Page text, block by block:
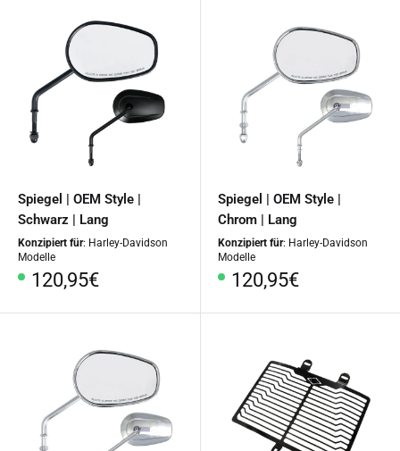
Spiegel | OEM Style |
Schwarz | Lang
Konzipiert für: Harley-Davidson
Modelle
Sonderpreis
120,95€
Spiegel | OEM Style |
Chrom | Lang
Konzipiert für: Harley-Davidson
Modelle
Sonderpreis
120,95€